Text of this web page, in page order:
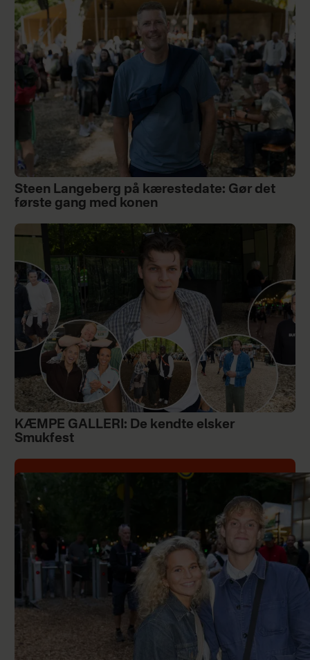
Steen Langeberg på kærestedate: Gør det
første gang med konen
KÆMPE GALLERI: De kendte elsker
Smukfest